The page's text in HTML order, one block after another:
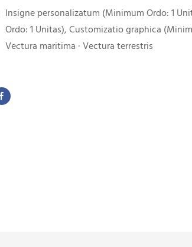
Insigne personalizatum (Minimum Ordo: 1
Ordo: 1 Unitas), Customizatio graphica
Vectura maritima · Vectura terrestris